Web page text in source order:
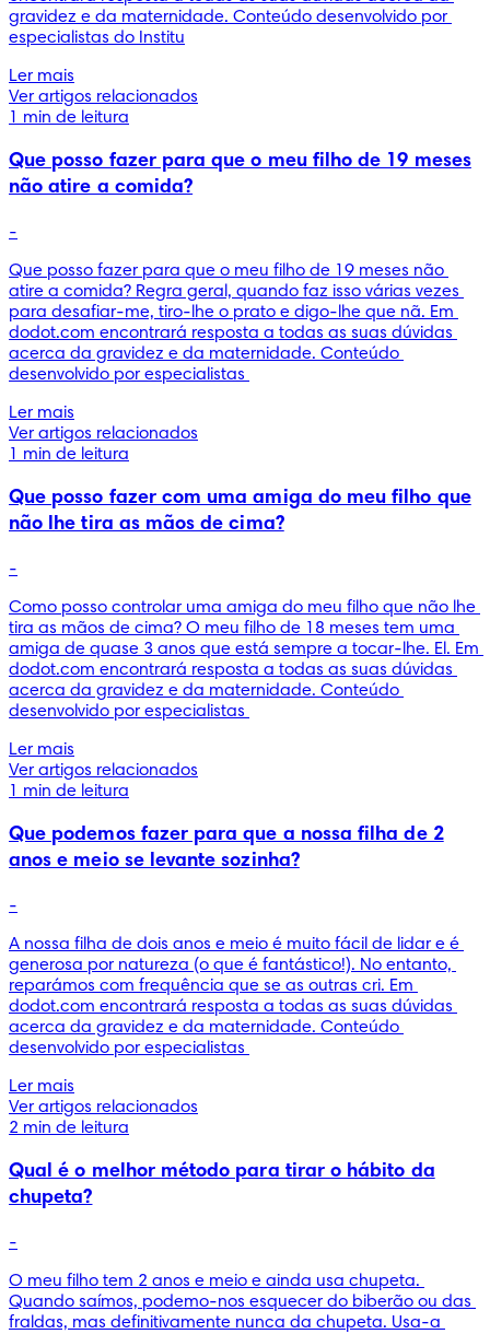
gravidez e da maternidade. Conteúdo desenvolvido por
especialistas do Institu
Ler mais
Ver artigos relacionados
1 min de leitura
Que posso fazer para que o meu filho de 19 meses
não atire a comida?
-
Que posso fazer para que o meu filho de 19 meses não
atire a comida? Regra geral, quando faz isso várias vezes
para desafiar-me, tiro-lhe o prato e digo-lhe que nã. Em
dodot.com encontrará resposta a todas as suas dúvidas
acerca da gravidez e da maternidade. Conteúdo
desenvolvido por especialistas
Ler mais
Ver artigos relacionados
1 min de leitura
Que posso fazer com uma amiga do meu filho que
não lhe tira as mãos de cima?
-
Como posso controlar uma amiga do meu filho que não lhe
tira as mãos de cima? O meu filho de 18 meses tem uma
amiga de quase 3 anos que está sempre a tocar-lhe. El. Em
dodot.com encontrará resposta a todas as suas dúvidas
acerca da gravidez e da maternidade. Conteúdo
desenvolvido por especialistas
Ler mais
Ver artigos relacionados
1 min de leitura
Que podemos fazer para que a nossa filha de 2
anos e meio se levante sozinha?
-
A nossa filha de dois anos e meio é muito fácil de lidar e é
generosa por natureza (o que é fantástico!). No entanto,
reparámos com frequência que se as outras cri. Em
dodot.com encontrará resposta a todas as suas dúvidas
acerca da gravidez e da maternidade. Conteúdo
desenvolvido por especialistas
Ler mais
Ver artigos relacionados
2 min de leitura
Qual é o melhor método para tirar o hábito da
chupeta?
-
O meu filho tem 2 anos e meio e ainda usa chupeta.
Quando saímos, podemo-nos esquecer do biberão ou das
fraldas, mas definitivamente nunca da chupeta. Usa-a